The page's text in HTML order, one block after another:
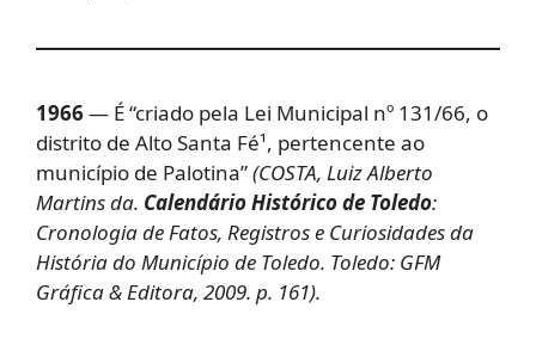
1966— É “criado pela Lei Municipal nº 131/66, o
distrito de Alto Santa Fé¹, pertencente ao
município de Palotina”(COSTA, Luiz Alberto
Martins da. Calendário Histórico de Toledo:
Cronologia de Fatos, Registros e Curiosidades da
História do Município de Toledo. Toledo: GFM
Gráfica & Editora, 2009. p. 161).